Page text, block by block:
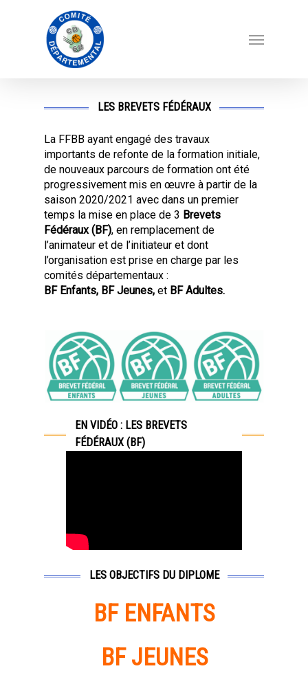
LES BREVETS FÉDÉRAUX
La FFBB ayant engagé des travaux
importants de refonte de la formation initiale,
de nouveaux parcours de formation ont été
progressivement mis en œuvre à partir de la
saison 2020/2021 avec dans un premier
temps la mise en place de 3 Brevets
Fédéraux (BF), en remplacement de
l’animateur et de l’initiateur et dont
l’organisation est prise en charge par les
comités départementaux :
BF Enfants, BF Jeunes,et BF Adultes.
EN VIDÉO : LES BREVETS
FÉDÉRAUX (BF)
LES OBJECTIFS DU DIPLOME
BF ENFANTS
BF JEUNES